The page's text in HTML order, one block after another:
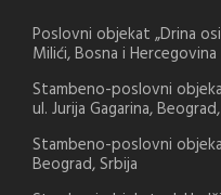
Poslovni objekat „Drina
Milići, Bosna i Hercegovina
Stambeno-poslovni
ul. Jurija Gagarina,
Stambeno-poslovni
Beograd, Srbija